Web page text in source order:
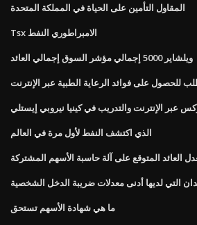
المقاول التأمين على الحياة في المملكة المتحدة
Tsx الامبراطوري النفط
ويلشاير 5000 إجمالي مؤشر السوق إجمالي العائد
للحصول على فوائد الرعاية الطبية عبر الإنترنت
عبر الإنترنت والتدريب في كينيا نيروبي إيستلي
الذي اكتشف النفط لأول مرة في العالم
العائد المتوقع على آلة حاسبة الأسهم المشتركة
التي لديها أدنى معدلات ضريبة الدخل الشخصية
ما هي شهادة الأسهم تستحق